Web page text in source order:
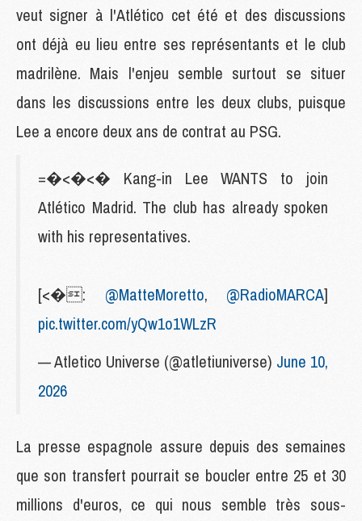
veut signer à l'Atlético cet été et des discussions
ont déjà eu lieu entre ses représentants et le club
madrilène. Mais l'enjeu semble surtout se situer
dans les discussions entre les deux clubs, puisque
Lee a encore deux ans de contrat au PSG.
=�<�<� Kang-in Lee WANTS to join
Atlético Madrid. The club has already spoken
with his representatives.
[<�: @MatteMoretto, @RadioMARCA]
pic.twitter.com/yQw1o1WLzR
— Atletico Universe (@atletiuniverse) June 10,
2026
La presse espagnole assure depuis des semaines
que son transfert pourrait se boucler entre 25 et 30
millions d'euros, ce qui nous semble très sous-